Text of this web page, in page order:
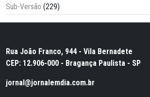
Sub-Versão (229)
Rua João Franco, 944 - Vila Bernadete
CEP: 12.906-000 - Bragança Paulista - SP
jornal@jornalemdia.com.br